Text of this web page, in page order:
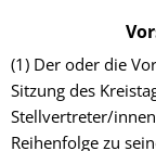
(1) Der oder die
Sitzung des
Stellvertreter/
Reihenfolge zu